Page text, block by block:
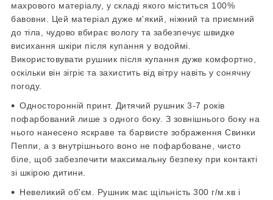
махрового матеріалу, у складі якого міститься 100%
бавовни. Цей матеріал дуже м'який, ніжний та приємний
до тіла, чудово вбирає вологу та забезпечує швидке
висихання шкіри після купання у водоймі.
Використовувати рушник після купання дуже комфортно,
оскільки він зігріє та захистить від вітру навіть у сонячну
погоду.
Односторонній принт. Дитячий рушник 3-7 років
пофарбований лише з одного боку. З зовнішнього боку на
нього нанесено яскраве та барвисте зображення Свинки
Пеппи, а з внутрішнього воно не пофарбоване, чисто
біле, щоб забезпечити максимальну безпеку при контакті
зі шкірою дитини.
Невеликий об'єм. Рушник має щільність 300 г/м.кв і